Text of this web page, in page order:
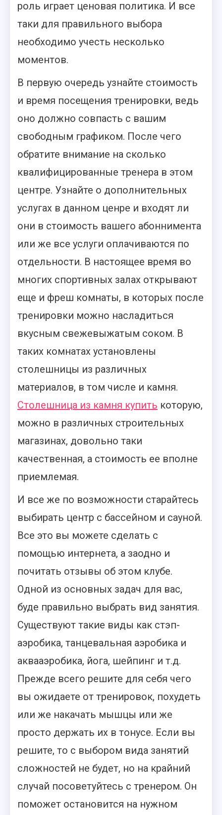
роль играет ценовая политика. И все
таки для правильного выбора
необходимо учесть несколько
моментов.
В первую очередь узнайте стоимость
и время посещения тренировки, ведь
оно должно совпасть с вашим
свободным графиком. После чего
обратите внимание на сколько
квалифицированные тренера в этом
центре. Узнайте о дополнительных
услугах в данном ценре и входят ли
они в стоимость вашего абоннимента
или же все услуги оплачиваются по
отдельности. В настоящее время во
многих спортивных залах открывают
еще и фреш комнаты, в которых после
тренировки можно насладиться
вкусным свежевыжатым соком. В
таких комнатах установлены
столешницы из различных
материалов, в том числе и камня.
Столешница из камня купить которую,
можно в различных строительных
магазинах, довольно таки
качественная, а стоимость ее вполне
приемлемая.
И все же по возможности старайтесь
выбирать центр с бассейном и сауной.
Все это вы можете сделать с
помощью интернета, а заодно и
почитать отзывы об этом клубе.
Одной из основных задач для вас,
буде правильно выбрать вид занятия.
Существуют такие виды как стэп-
аэробика, танцевальная аэробика и
аквааэробика, йога, шейпинг и т.д.
Прежде всего решите для себя чего
вы ожидаете от тренировок, похудеть
или же накачать мышцы или же
просто держать их в тонусе. Если вы
решите, то с выбором вида занятий
сложностей не будет, но на крайний
случай посоветуйтесь с тренером. Он
поможет остановится на нужном